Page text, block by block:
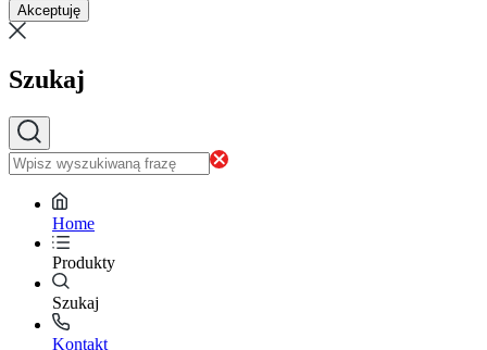
Akceptuję
Szukaj
Home
Produkty
Szukaj
Kontakt